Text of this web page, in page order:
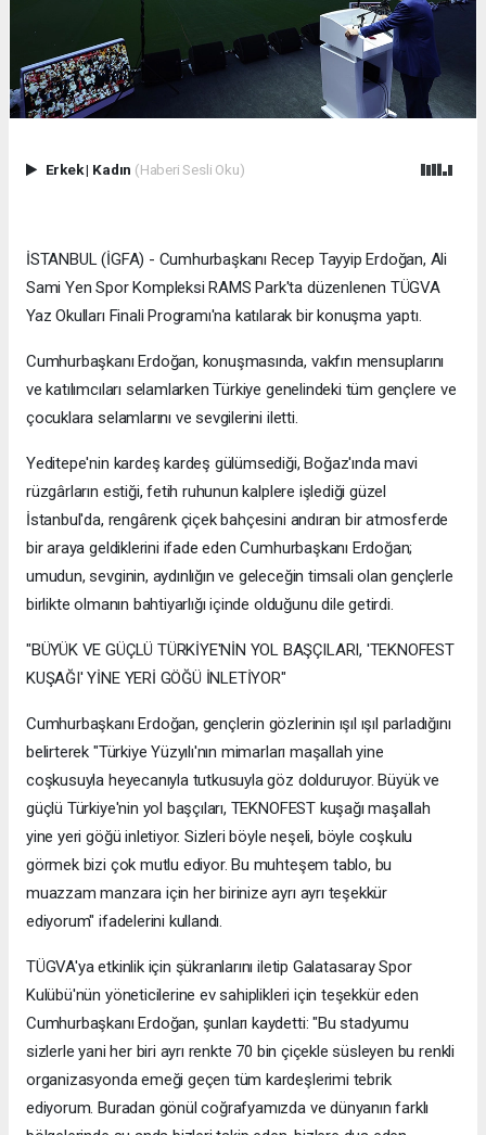
Erkek| Kadın (Haberi Sesli Oku)
İSTANBUL (İGFA) - Cumhurbaşkanı Recep Tayyip Erdoğan, Ali
Sami Yen Spor Kompleksi RAMS Park'ta düzenlenen TÜGVA
Yaz Okulları Finali Programı'na katılarak bir konuşma yaptı.
Cumhurbaşkanı Erdoğan, konuşmasında, vakfın mensuplarını
ve katılımcıları selamlarken Türkiye genelindeki tüm gençlere ve
çocuklara selamlarını ve sevgilerini iletti.
Yeditepe'nin kardeş kardeş gülümsediği, Boğaz'ında mavi
rüzgârların estiği, fetih ruhunun kalplere işlediği güzel
İstanbul'da, rengârenk çiçek bahçesini andıran bir atmosferde
bir araya geldiklerini ifade eden Cumhurbaşkanı Erdoğan;
umudun, sevginin, aydınlığın ve geleceğin timsali olan gençlerle
birlikte olmanın bahtiyarlığı içinde olduğunu dile getirdi.
"BÜYÜK VE GÜÇLÜ TÜRKİYE'NİN YOL BAŞÇILARI, 'TEKNOFEST
KUŞAĞI' YİNE YERİ GÖĞÜ İNLETİYOR"
Cumhurbaşkanı Erdoğan, gençlerin gözlerinin ışıl ışıl parladığını
belirterek "Türkiye Yüzyılı'nın mimarları maşallah yine
coşkusuyla heyecanıyla tutkusuyla göz dolduruyor. Büyük ve
güçlü Türkiye'nin yol başçıları, TEKNOFEST kuşağı maşallah
yine yeri göğü inletiyor. Sizleri böyle neşeli, böyle coşkulu
görmek bizi çok mutlu ediyor. Bu muhteşem tablo, bu
muazzam manzara için her birinize ayrı ayrı teşekkür
ediyorum" ifadelerini kullandı.
TÜGVA'ya etkinlik için şükranlarını iletip Galatasaray Spor
Kulübü'nün yöneticilerine ev sahiplikleri için teşekkür eden
Cumhurbaşkanı Erdoğan, şunları kaydetti: "Bu stadyumu
sizlerle yani her biri ayrı renkte 70 bin çiçekle süsleyen bu renkli
organizasyonda emeği geçen tüm kardeşlerimi tebrik
ediyorum. Buradan gönül coğrafyamızda ve dünyanın farklı